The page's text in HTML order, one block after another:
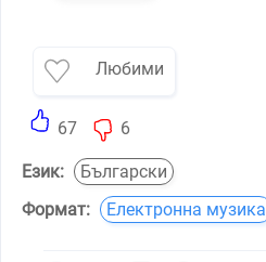
Любими
67 6
Език:
Български
Формат:
Електронна музика